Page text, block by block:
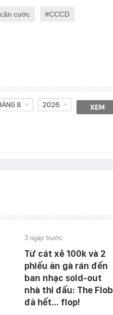
cước CCCD
8 2026 XEM
3 ngày trước
Từ cát xê 100k và 2
phiếu ăn gà rán đến
ban nhạc sold-out
nhà thi đấu: The Flob
đã hết… flop!